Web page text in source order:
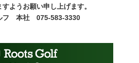
ようお願い申し上げます。
フ 本社 075-583-3330